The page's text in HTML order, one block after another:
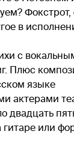
Фокстрот,
в
с
Плюс
языке
актерами
двадцать
или